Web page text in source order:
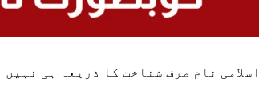
اسلامی نام صرف شناخت کا ذریعہ ہی